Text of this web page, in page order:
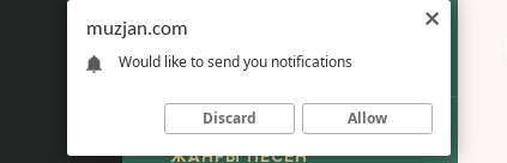
ЖАНРЫ ПЕСЕН
muzjan.com
Would like to send you notifications
Discard Allow